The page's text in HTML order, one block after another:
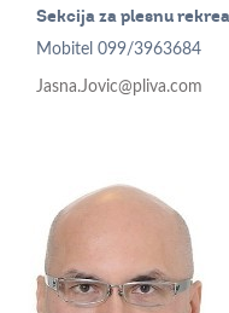
Sekcija za plesnu
Mobitel099/3963684
Jasna.Jovic@pliva.com